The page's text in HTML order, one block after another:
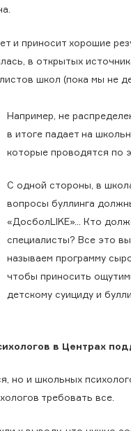
и приносит хорошие
в открытых
школ (пока мы не
Например, не
в итоге падает на
которые проводятся по
С одной стороны, в
вопросы буллинга
«ДосболLIKE»… Кто
специалисты? Все это
называем программу
чтобы приносить
детскому суициду и
в Центрах
но и школьных
требовать все.